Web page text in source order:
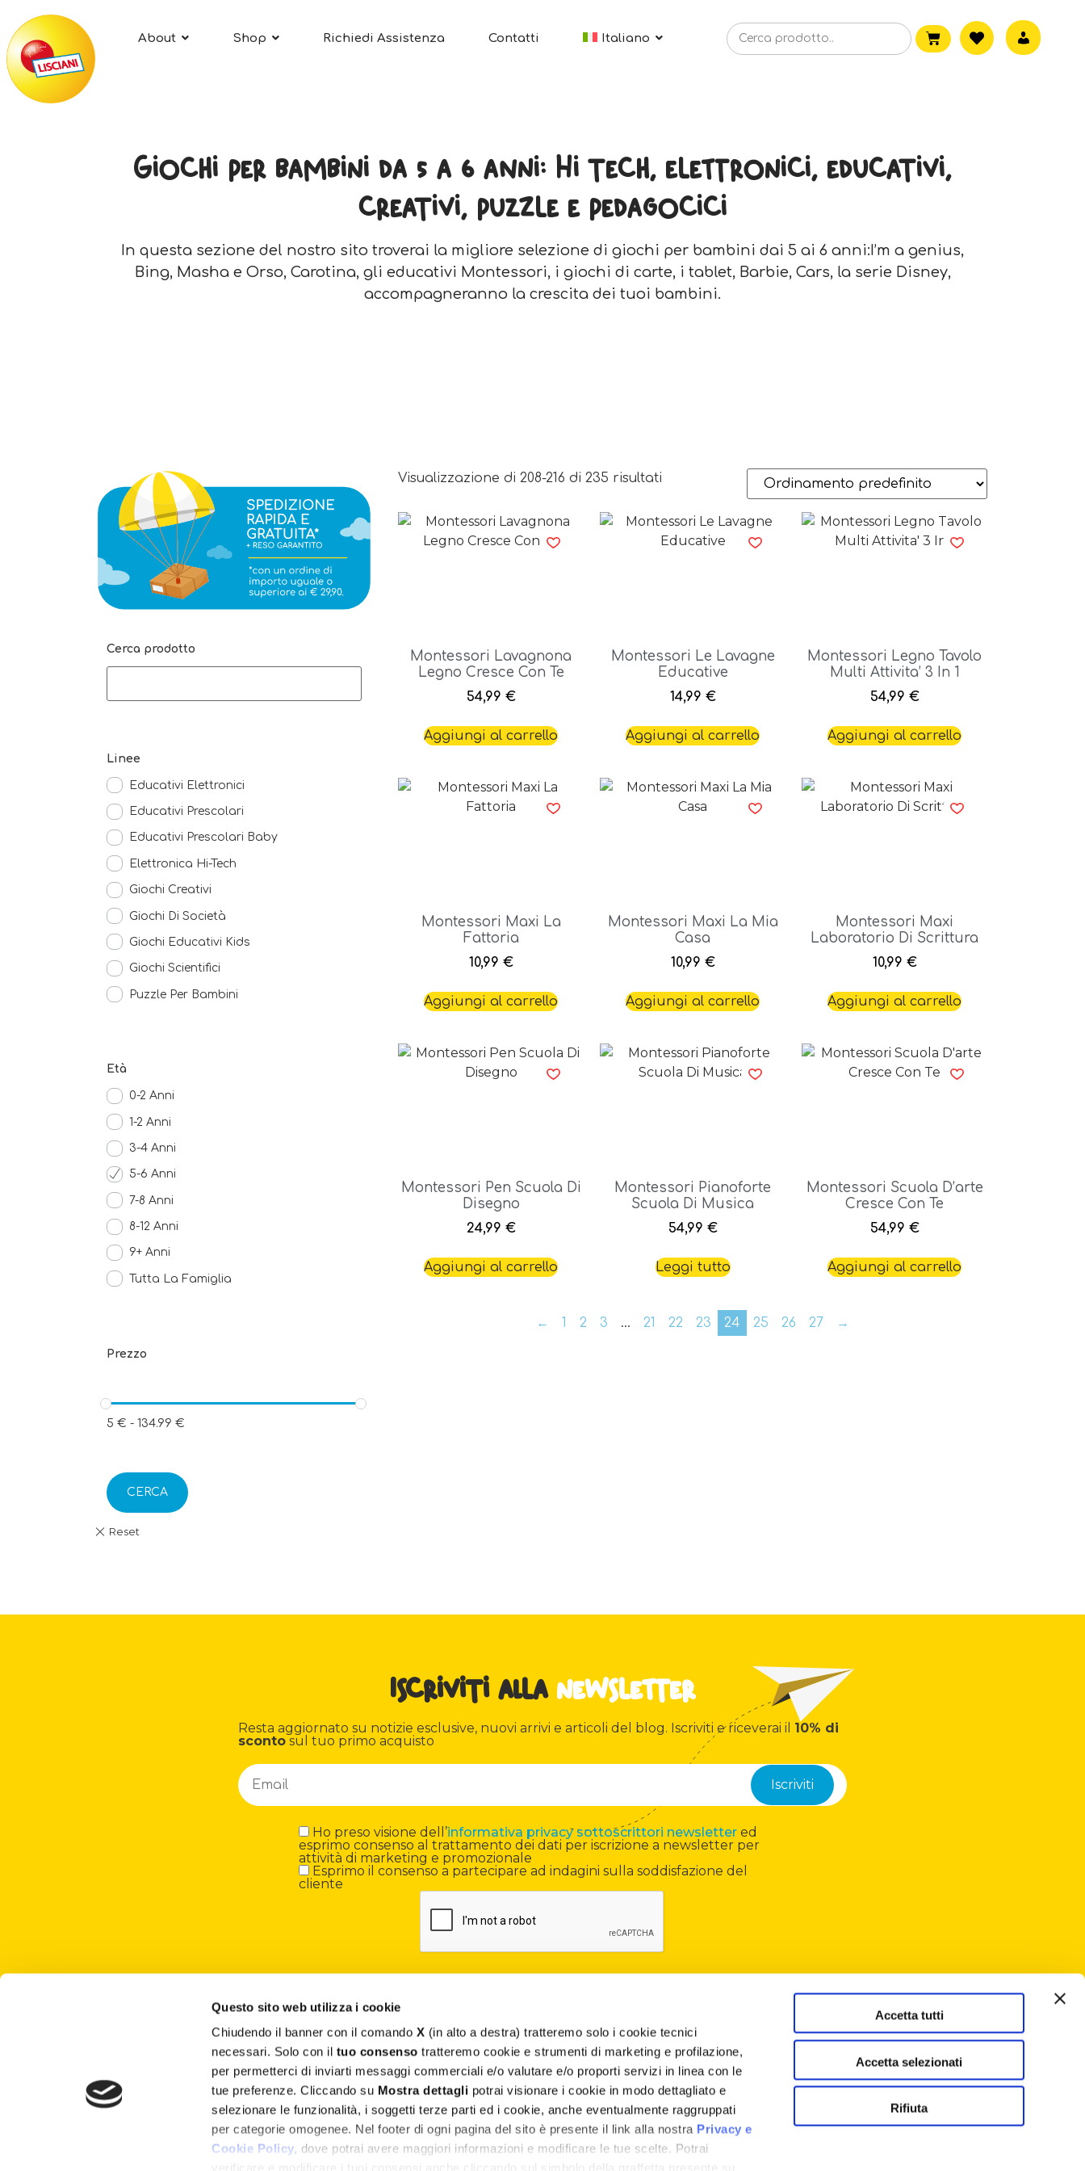
Questo sito web utilizza i cookie
Chiudendo il banner con il comando X (in alto a destra) tratteremo solo i cookie tecnici
necessari. Solo con il tuo consenso tratteremo cookie e strumenti di marketing e profilazione,
per permetterci di inviarti messaggi commerciali e/o valutare e/o proporti servizi in linea con le
tue preferenze. Cliccando su Mostra dettagli potrai visionare i cookie in modo dettagliato e
selezionare le funzionalità, i soggetti terze parti ed i cookie, anche eventualmente raggruppati
per categorie omogenee. Nel footer di ogni pagina del sito è presente il link alla nostra Privacy e
Cookie Policy, dove potrai avere maggiori informazioni e modificare le tue scelte. Potrai
verificare e modificare i tuoi consensi anche cliccando sul simbolo della graffetta presente su
Accetta tutti
Accetta selezionati
Rifiuta
About Shop Richiedi Assistenza Contatti Italiano
Giochi per bambini da 5 a 6 anni: Hi tech, elettronici, educativi,
creativi, puzzle e pedagocici
In questa sezione del nostro sito troverai la migliore selezione di giochi per bambini dai 5 ai 6 anni:I’m a genius,
Bing, Masha e Orso, Carotina, gli educativi Montessori, i giochi di carte, i tablet, Barbie, Cars, la serie Disney,
accompagneranno la crescita dei tuoi bambini.
Cerca prodotto
Linee
Educativi Elettronici
Educativi Prescolari
Educativi Prescolari Baby
Elettronica Hi-Tech
Giochi Creativi
Giochi Di Società
Giochi Educativi Kids
Giochi Scientifici
Puzzle Per Bambini
Età
0-2 Anni
1-2 Anni
3-4 Anni
5-6 Anni
7-8 Anni
8-12 Anni
9+ Anni
Tutta La Famiglia
Prezzo
5 € - 134.99 €
CERCA
Visualizzazione di 208-216 di 235 risultati
Montessori Lavagnona
Legno Cresce Con Te
54,99 €
Aggiungi al carrello
Montessori Le Lavagne
Educative
14,99 €
Aggiungi al carrello
Montessori Legno Tavolo
Multi Attivita’ 3 In 1
54,99 €
Aggiungi al carrello
Montessori Maxi La
Fattoria
10,99 €
Aggiungi al carrello
Montessori Maxi La Mia
Casa
10,99 €
Aggiungi al carrello
Montessori Maxi
Laboratorio Di Scrittura
10,99 €
Aggiungi al carrello
Montessori Pen Scuola Di
Disegno
24,99 €
Aggiungi al carrello
Montessori Pianoforte
Scuola Di Musica
54,99 €
Leggi tutto
Montessori Scuola D’arte
Cresce Con Te
54,99 €
Aggiungi al carrello
← 1 2 3 … 21 22 23 24 25 26 27 →
Iscriviti alla newsletter
Resta aggiornato su notizie esclusive, nuovi arrivi e articoli del blog. Iscriviti e riceverai il 10% di
sconto sul tuo primo acquisto
Ho preso visione dell’informativa privacy sottoscrittori newsletter ed
esprimo consenso al trattamento dei dati per iscrizione a newsletter per
attività di marketing e promozionale
Esprimo il consenso a partecipare ad indagini sulla soddisfazione del
cliente
Lisciani TV
Contatti
Assistenza
Termini e Condizioni
Privacy e Cookie Policy